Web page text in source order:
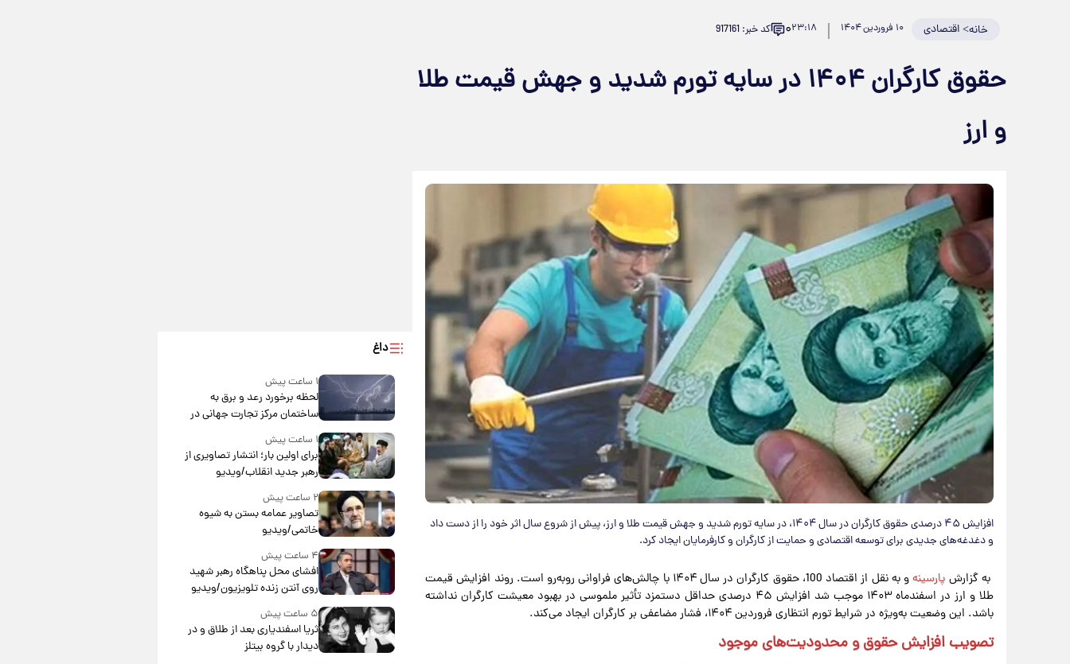
خانه>اقتصادی ۱۰ فروردین ۱۴۰۴ ۲۳:۱۸۰ کد خبر: 917161
حقوق کارگران ۱۴۰۴ در سایه تورم شدید و جهش قیمت طلا
و ارز
افزایش ۴۵ درصدی حقوق کارگران در سال ۱۴۰۴، در سایه تورم شدید و جهش قیمت طلا و ارز، پیش از شروع سال اثر خود را از دست داد
و دغدغه‌های جدیدی برای توسعه اقتصادی و حمایت از کارگران و کارفرمایان ایجاد کرد.
به گزارش پارسینه
و به نقل از اقتصاد 100، حقوق کارگران در سال ۱۴۰۴ با چالش‌های فراوانی روبه‌رو است. روند افزایش قیمت
طلا و ارز در اسفندماه ۱۴۰۳ موجب شد افزایش ۴۵ درصدی حداقل دستمزد تأثیر ملموسی در بهبود معیشت کارگران نداشته
باشد. این وضعیت به‌ویژه در شرایط تورم انتظاری فروردین ۱۴۰۴، فشار مضاعفی بر کارگران ایجاد می‌کند.
تصویب افزایش حقوق و محدودیت‌های موجود
داغ
۱ ساعت پیش
لحظه برخورد رعد و برق به
ساختمان مرکز تجارت جهانی در
آمریکا + فیلم
۱ ساعت پیش
برای اولین بار؛ انتشار تصاویری از
رهبر جدید انقلاب/ویدیو
۲ ساعت پیش
تصاویر عمامه بستن به شیوه
خاتمی/ویدیو
۴ ساعت پیش
افشای محل پناهگاه‌ رهبر شهید
روی آنتن زنده تلویزیون/ویدیو
۵ ساعت پیش
ثریا اسفندیاری بعد از طلاق و در
دیدار با گروه بیتلز